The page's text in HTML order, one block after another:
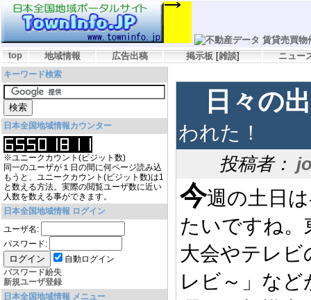
top 地域情報 広告出稿 掲示板 [雑談] ニュー
キーワード検索
日本全国地域情報カウンター
※ユニークカウント(ビジット数)
同一のユーザが１日の間に何ページ読み込
もうと、ユニークカウント(ビジット数)は1
と数える方法。実際の閲覧ユーザ数に近い
人数を数える事ができます。
日本全国地域情報 ログイン
ユーザ名:
パスワード:
自動ログイン
パスワード紛失
新規ユーザ登録
日本全国地域情報 メニュー
日々の
われた！
投稿者：
今週の土日
たいですね。
大会やテレ
レビ～」な